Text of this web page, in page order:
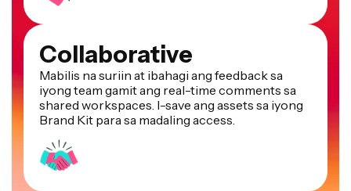
Collaborative
Mabilis na suriin at ibahagi ang feedback sa
iyong team gamit ang real-time comments sa
shared workspaces. I-save ang assets sa iyong
Brand Kit para sa madaling access.